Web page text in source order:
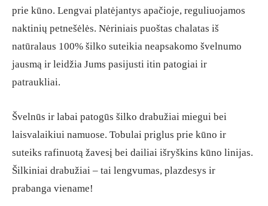
prie kūno. Lengvai platėjantys apačioje, reguliuojamos
naktinių petnešėlės. Nėriniais puoštas chalatas iš
natūralaus 100% šilko suteikia neapsakomo švelnumo
jausmą ir leidžia Jums pasijusti itin patogiai ir
patraukliai.
Švelnūs ir labai patogūs šilko drabužiai miegui bei
laisvalaikiui namuose. Tobulai priglus prie kūno ir
suteiks rafinuotą žavesį bei dailiai išryškins kūno linijas.
Šilkiniai drabužiai – tai lengvumas, plazdesys ir
prabanga viename!